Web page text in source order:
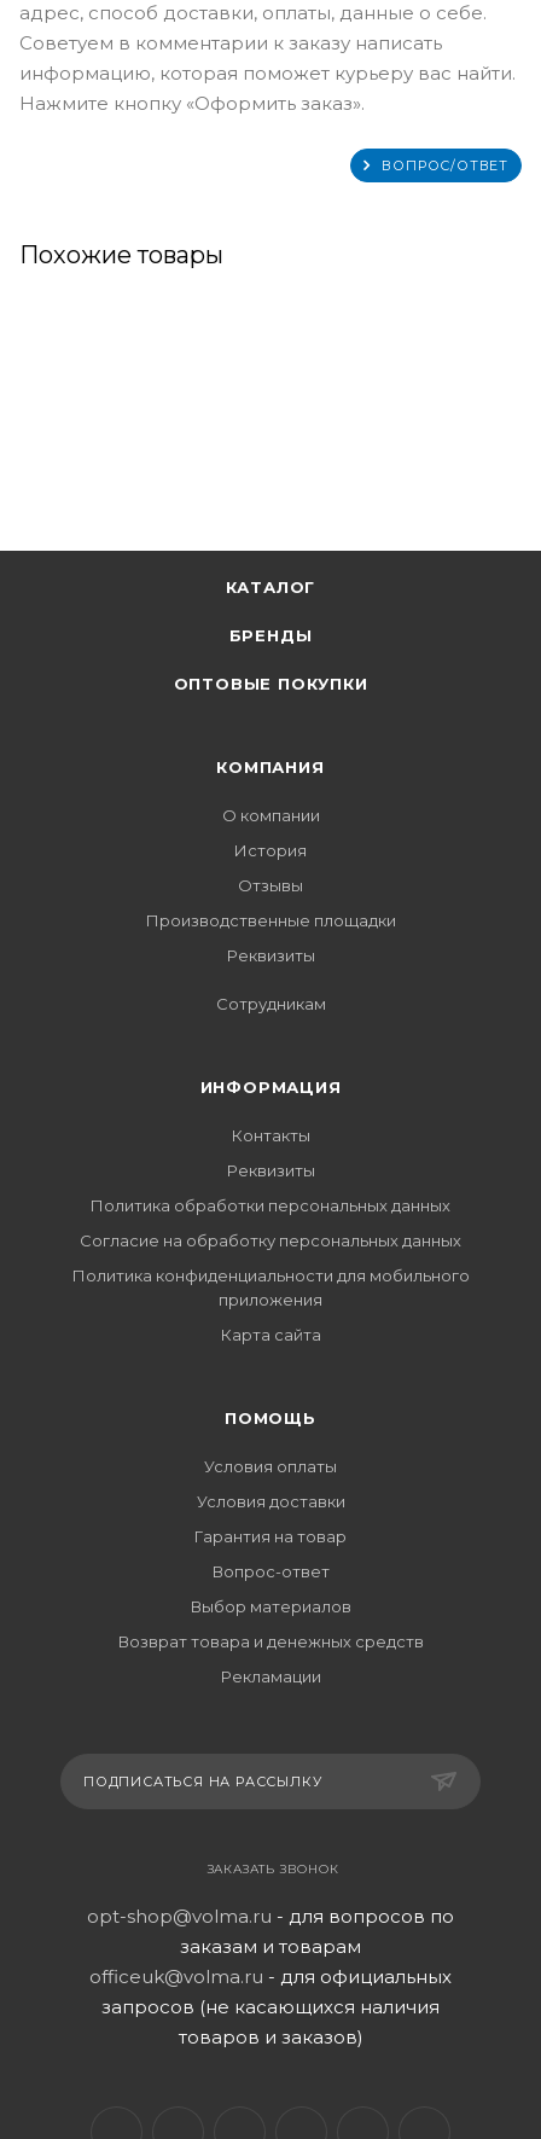
адрес, способ доставки, оплаты, данные о себе.
Советуем в комментарии к заказу написать
информацию, которая поможет курьеру вас найти.
Нажмите кнопку «Оформить заказ».
ВОПРОС/ОТВЕТ
Похожие товары
КАТАЛОГ
БРЕНДЫ
ОПТОВЫЕ ПОКУПКИ
КОМПАНИЯ
О компании
История
Отзывы
Производственные площадки
Реквизиты
Сотрудникам
ИНФОРМАЦИЯ
Контакты
Реквизиты
Политика обработки персональных данных
Согласие на обработку персональных данных
Политика конфиденциальности для мобильного
приложения
Карта сайта
ПОМОЩЬ
Условия оплаты
Условия доставки
Гарантия на товар
Вопрос-ответ
Выбор материалов
Возврат товара и денежных средств
Рекламации
ПОДПИСАТЬСЯ НА РАССЫЛКУ
ЗАКАЗАТЬ ЗВОНОК
opt-shop@volma.ru - для вопросов по
заказам и товарам
officeuk@volma.ru - для официальных
запросов (не касающихся наличия
товаров и заказов)